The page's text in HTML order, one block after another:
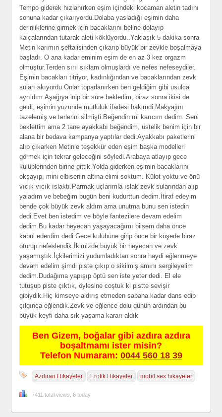
Tempo giderek hızlanırken eşim içindeki kocaman aletin tadını
sonuna kadar çıkarıyordu.Dolaba yasladığı eşimin daha
derinliklerine girmek için bacaklarını beline dolayıp
kalçalarından tutarak aleti köklüyordu..Yaklaşık 5 dakika sonra
Metin karımın şeftalisinden çıkarıp büyük bir zevkle boşalmaya
başladı. O ana kadar eminim eşim de en az 3 kez orgazm
olmuştur.Terden sırıl sıklam olmuşlardı ve nefes nefeseydiler.
Eşimin bacakları titriyor, kadınlığından ve bacaklarından zevk
suları akıyordu.Onlar toparlanırken ben geldiğim gibi usulca
ayrıldım.Aşağıya inip bir süre bekledim, biraz sonra ikisi de
geldi, eşimin yüzünde mutluluk ifadesi hakimdi.Makyajını
tazelemiş ve terlerini silmişti.Beğendin mi karıcım dedim. Seni
beklettim ama 2 tane ayakkabı beğendim, üstelik benim için bir
alana bir bedava kampanya yaptılar dedi.Ayakkabı paketlerini
alıp çıkarken Metin’e teşekkür eden eşim başka modelleri
görmek için tekrar geleceğini söyledi.Arabaya atlayıp gece
kulüplerinden birine gittik.Yolda giderken eşimin bacaklarını
okşayıp, mini elbisenin altına elimi soktum. Külot yoktu ve önü
vıcık vıcık ıslaktı.Parmak uçlarımla ıslak zevk sularından alıp
yaladım ve bebeğim bugün beni kudurttun dedim.İtiraf edeyim
bende çok büyük zevk aldım ama unutma bunu sen istedin
dedi.Evet ben istedim ve böyle fantezilere devam edelim
dedim.Bu kadar heyecan yaşayacağımı bilsem daha önce
kabul ederdim dedi.Gece kulübüne girip önce bir köşede biraz
oturup nefeslendik.İkimizde büyük bir heyecan ve zevk
yaşamıştık.İçkilerimizi yudumladıktan sonra haydi eğlenmeye
devam edelim şimdi piste çıkıp o sikilmiş amını sergileyelim
dedim.Dudağıma yapışıp öptü sen iste yeter dedi. El ele
tutuşup piste çıktık, öylesine coştuk ki pistte sevişir
gibiydik.Hiç kimseye aldırış etmeden sabaha kadar dans edip
çılgınca eğlendik.Zevk ve eğlence dolu günün ardından bu
büyük keyfi daha sık yaşama kararı aldık
Ben Gizem, boğalar gibi azdıra azdıra
boşaltmamı ister misin?
Telefon Numaram: 0044 560 18 39
Azdıran Hikayeler Erotik Hikayeler mobil sex hikayeler
7411 total views, 6 today